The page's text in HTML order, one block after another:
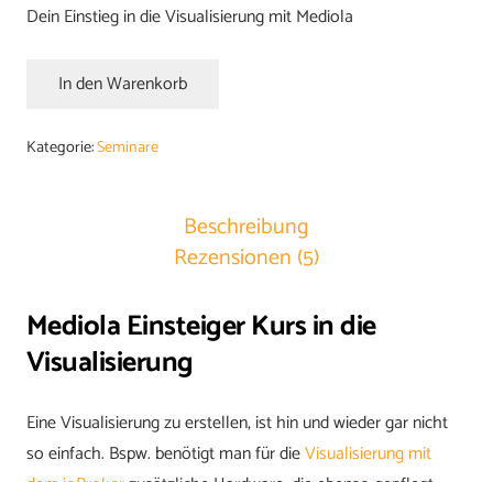
5
Kundenbewertungen
Dein Einstieg in die Visualisierung mit Mediola
Mediola
Kurs
In den Warenkorb
Kategorie:Seminare
Beschreibung
Rezensionen (5)
Mediola Einsteiger Kurs in die
Visualisierung
Eine Visualisierung zu erstellen, ist hin und wieder gar nicht
so einfach. Bspw. benötigt man für dieVisualisierung mit